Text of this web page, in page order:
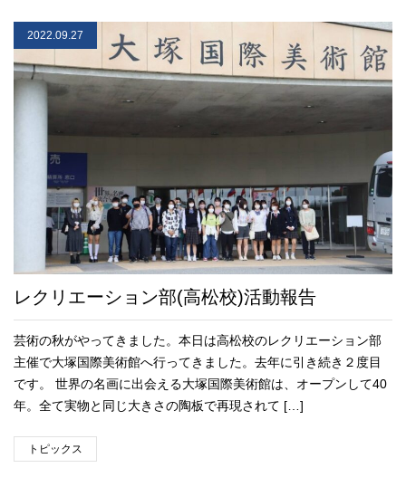
2022.09.27
レクリエーション部(高松校)活動報告
芸術の秋がやってきました。本日は高松校のレクリエーション部
主催で大塚国際美術館へ行ってきました。去年に引き続き２度目
です。 世界の名画に出会える大塚国際美術館は、オープンして40
年。全て実物と同じ大きさの陶板で再現されて […]
トピックス